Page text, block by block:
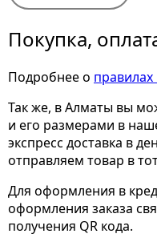
Покупка,
Подробнее о
Так же, в Алматы вы
и его размерами в
экспресс доставка в
отправляем товар в
Для оформления в
оформления заказа
получения QR кода.